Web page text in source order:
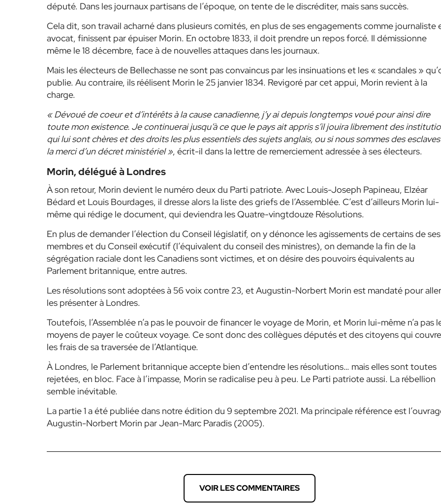
député. Dans les journaux partisans de l’époque, on tente de le discréditer, mais sans succès.
Cela dit, son travail acharné dans plusieurs comités, en plus de ses engagements comme journaliste
avocat, finissent par épuiser Morin. En octobre 1833, il doit prendre un repos forcé. Il démissionne
même le 18 décembre, face à de nouvelles attaques dans les journaux.
Mais les électeurs de Bellechasse ne sont pas convaincus par les insinuations et les « scandales »
publie. Au contraire, ils réélisent Morin le 25 janvier 1834. Revigoré par cet appui, Morin revient à la
charge.
« Dévoué de coeur et d’intérêts à la cause canadienne, j’y ai depuis longtemps voué pour ainsi dire
toute mon existence. Je continuerai jusqu’à ce que le pays ait appris s’il jouira librement des
qui lui sont chères et des droits les plus essentiels des sujets anglais, ou si nous sommes des esclaves
la merci d’un décret ministériel », écrit-il dans la lettre de remerciement adressée à ses électeurs.
Morin, délégué à Londres
À son retour, Morin devient le numéro deux du Parti patriote. Avec Louis-Joseph Papineau, Elzéar
Bédard et Louis Bourdages, il dresse alors la liste des griefs de l’Assemblée. C’est d’ailleurs Morin lui-
même qui rédige le document, qui deviendra les Quatre-vingtdouze Résolutions.
En plus de demander l’élection du Conseil législatif, on y dénonce les agissements de certains de ses
membres et du Conseil exécutif (l’équivalent du conseil des ministres), on demande la fin de la
ségrégation raciale dont les Canadiens sont victimes, et on désire des pouvoirs équivalents au
Parlement britannique, entre autres.
Les résolutions sont adoptées à 56 voix contre 23, et Augustin-Norbert Morin est mandaté pour aller
les présenter à Londres.
Toutefois, l’Assemblée n’a pas le pouvoir de financer le voyage de Morin, et Morin lui-même n’a pas
moyens de payer le coûteux voyage. Ce sont donc des collègues députés et des citoyens qui
les frais de sa traversée de l’Atlantique.
À Londres, le Parlement britannique accepte bien d’entendre les résolutions… mais elles sont toutes
rejetées, en bloc. Face à l’impasse, Morin se radicalise peu à peu. Le Parti patriote aussi. La rébellion
semble inévitable.
La partie 1 a été publiée dans notre édition du 9 septembre 2021. Ma principale référence est
Augustin-Norbert Morin par Jean-Marc Paradis (2005).
VOIR LES COMMENTAIRES